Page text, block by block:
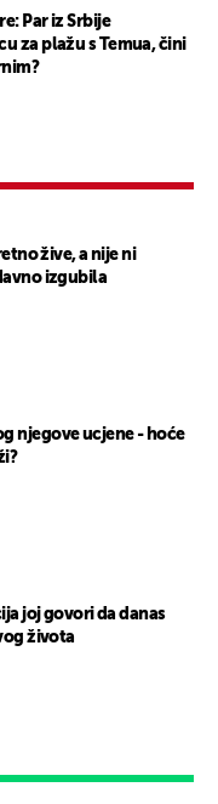
Par iz Srbije
za plažu s Temua, čini
žive, a nije ni
izgubila
njegove ucjene - hoće
joj govori da danas
života